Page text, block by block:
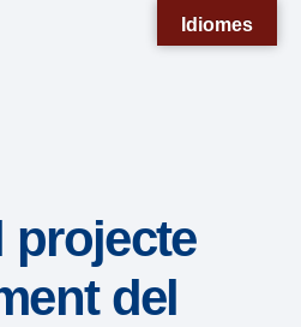
projecte
del
Idiomes